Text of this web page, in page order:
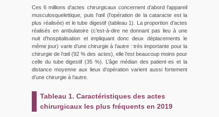
Ces 6 millions d’actes chirurgicaux concernent d’abord l’appareil
musculosquelettique, puis l’œil (l’opération de la cataracte est la
plus réalisée) et le tube digestif (tableau 1). La proportion d’actes
réalisés en ambulatoire (c’est-à-dire ne donnant pas lieu à une
nuit d’hospitalisation et impliquant donc deux déplacements le
même jour) varie d’une chirurgie à l’autre : très importante pour la
chirurgie de l’œil (92 % des actes), elle l’est beaucoup moins pour
celle du tube digestif (35 %). L’âge médian des patient·es et la
distance moyenne aux lieux d’opération varient aussi fortement
d’une chirurgie à l’autre.
Tableau 1. Caractéristiques des actes
chirurgicaux les plus fréquents en 2019